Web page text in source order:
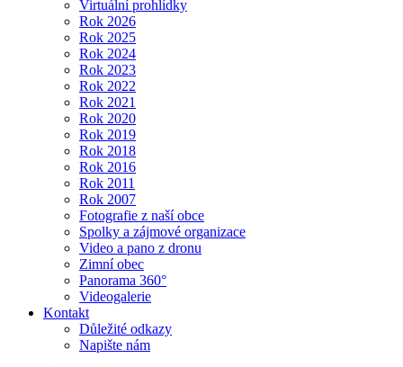
Virtuální prohlídky
Rok 2026
Rok 2025
Rok 2024
Rok 2023
Rok 2022
Rok 2021
Rok 2020
Rok 2019
Rok 2018
Rok 2016
Rok 2011
Rok 2007
Fotografie z naší obce
Spolky a zájmové organizace
Video a pano z dronu
Zimní obec
Panorama 360°
Videogalerie
Kontakt
Důležité odkazy
Napište nám